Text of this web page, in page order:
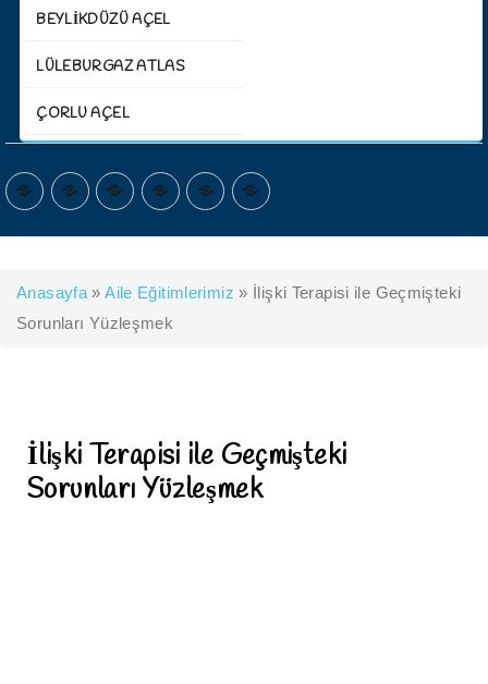
BEYLIKDÜZÜ AÇEL
LÜLEBURGAZ ATLAS
ÇORLU AÇEL
ANASAYFAKURUMSALHİZMETLERİMİZ
PROGRAMLARIMIZ
İLETİŞİMŞUBELERİMİZ
Anasayfa »Aile Eğitimlerimiz » İlişki Terapisi ile Geçmişteki
Sorunları Yüzleşmek
İlişki Terapisi ile Geçmişteki
Sorunları Yüzleşmek